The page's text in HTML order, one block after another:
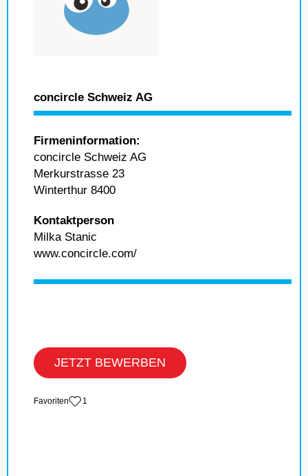
concircle Schweiz AG
Firmeninformation:
concircle Schweiz AG
Merkurstrasse 23
Winterthur 8400
Kontaktperson
Milka Stanic
www.concircle.com/
JETZT BEWERBEN
‏Favoriten 1